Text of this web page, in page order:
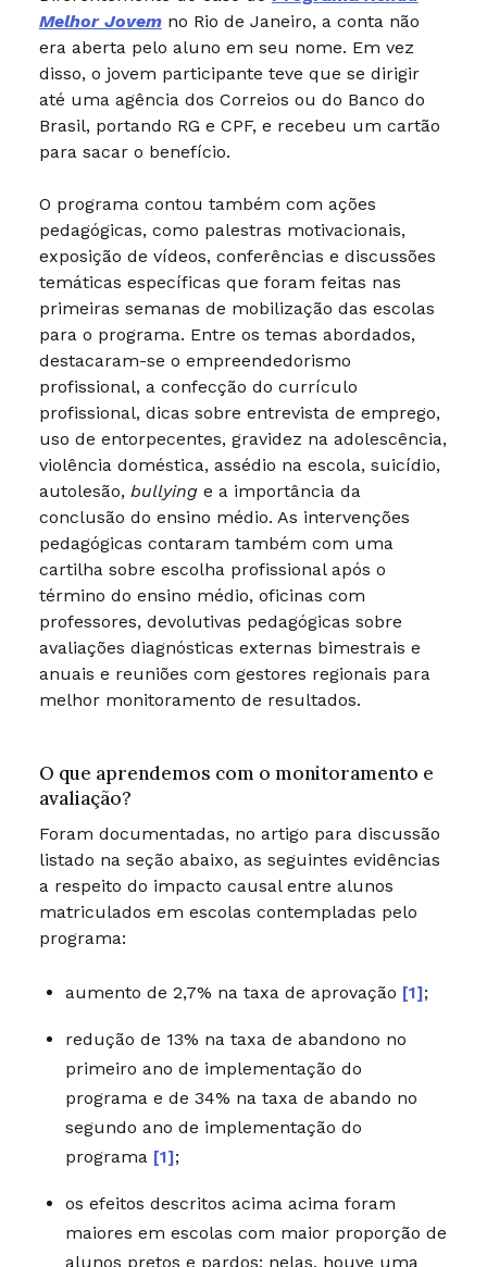
Melhor Jovemno Rio de Janeiro, a conta não
era aberta pelo aluno em seu nome. Em vez
disso, o jovem participante teve que se dirigir
até uma agência dos Correios ou do Banco do
Brasil, portando RG e CPF, e recebeu um cartão
para sacar o benefício.
O programa contou também com ações
pedagógicas, como palestras motivacionais,
exposição de vídeos, conferências e discussões
temáticas específicas que foram feitas nas
primeiras semanas de mobilização das escolas
para o programa. Entre os temas abordados,
destacaram-se o empreendedorismo
profissional, a confecção do currículo
profissional, dicas sobre entrevista de emprego,
uso de entorpecentes, gravidez na adolescência,
violência doméstica, assédio na escola, suicídio,
autolesão, bullying e a importância da
conclusão do ensino médio. As intervenções
pedagógicas contaram também com uma
cartilha sobre escolha profissional após o
término do ensino médio, oficinas com
professores, devolutivas pedagógicas sobre
avaliações diagnósticas externas bimestrais e
anuais e reuniões com gestores regionais para
melhor monitoramento de resultados.
O que aprendemos com o monitoramento e
avaliação?
Foram documentadas, no artigo para discussão
listado na seção abaixo, as seguintes evidências
a respeito do impacto causal entre alunos
matriculados em escolas contempladas pelo
programa:
aumento de 2,7% na taxa de aprovação [1];
redução de 13% na taxa de abandono no
primeiro ano de implementação do
programa e de 34% na taxa de abando no
segundo ano de implementação do
programa [1];
os efeitos descritos acima acima foram
maiores em escolas com maior proporção de
alunos pretos e pardos: nelas, houve uma